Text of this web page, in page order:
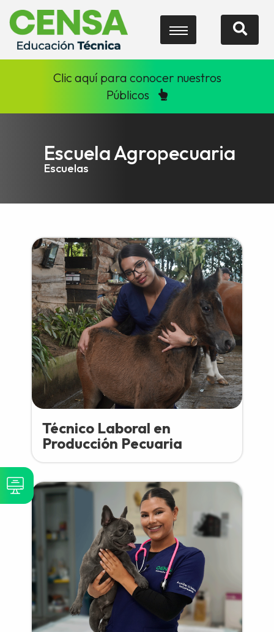
Clic aquí para conocer nuestros
Públicos
Escuela Agropecuaria
Escuelas
Técnico Laboral en
Producción Pecuaria